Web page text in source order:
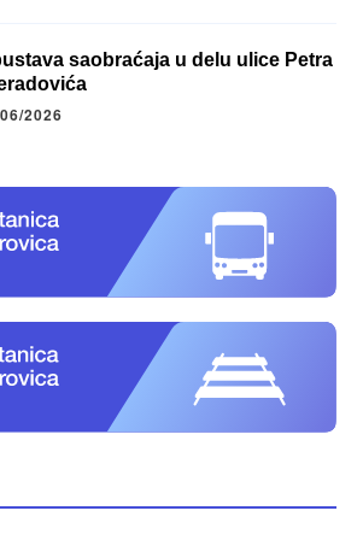
saobraćaja u delu ulice Petra
2026